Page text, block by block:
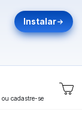
Instalar
ou cadastre-se